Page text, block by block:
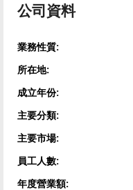
公司資料
業務性質:
所在地:
成立年份:
主要分類:
主要市場:
員工人數:
年度營業額: